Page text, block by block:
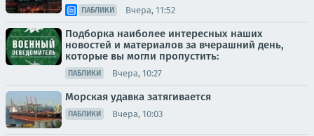
ПАБЛИКИ Вчера, 11:52
Подборка наиболее интересных наших
новостей и материалов за вчерашний день,
которые вы могли пропустить:
ПАБЛИКИ Вчера, 10:27
Морская удавка затягивается
ПАБЛИКИ Вчера, 10:03